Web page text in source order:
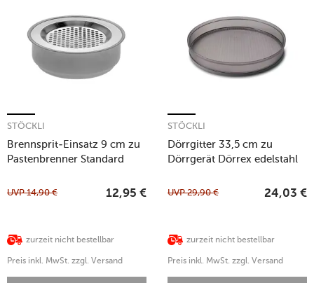
Brennsprit-Einsatz 9 cm zu
Pastenbrenner Standard
STÖCKLI
zurzeit nicht bestellbar
UVP14,90 € 12,95 €
Preis inkl. MwSt. zzgl. Versand
Dörrgitter 33,5 cm zu
Dörrgerät Dörrex edelstahl
STÖCKLI
zurzeit nicht bestellbar
UVP29,90 € 24,03 €
Preis inkl. MwSt. zzgl. Versand